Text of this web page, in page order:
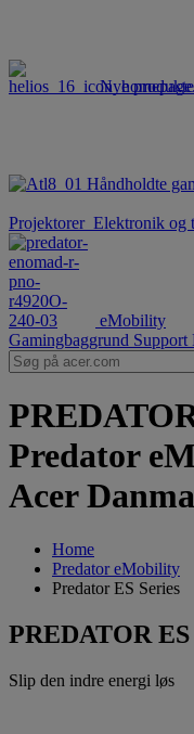
Nye
Håndholdte
Projektorer Elektronik og
eMobility
Gamingbaggrund Support
Predator
Acer
Home
‌Predator eMobility
Predator ES Series
PREDATOR
Slip den indre energi løs